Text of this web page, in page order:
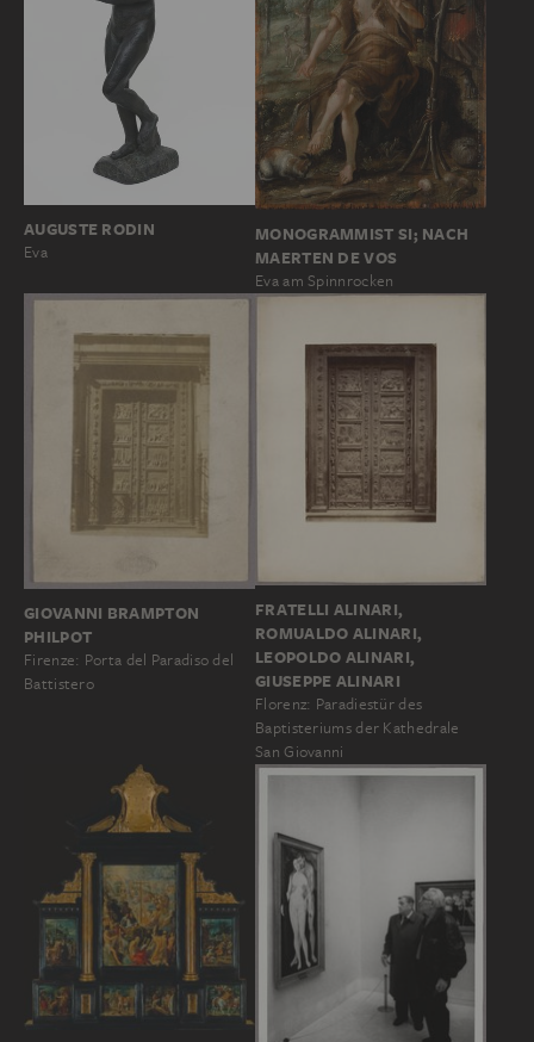
AUGUSTE RODIN
Eva
MONOGRAMMIST SI; NACH
MAERTEN DE VOS
Eva am Spinnrocken
GIOVANNI BRAMPTON
PHILPOT
Firenze: Porta del Paradiso del
Battistero
FRATELLI ALINARI,
ROMUALDO ALINARI,
LEOPOLDO ALINARI,
GIUSEPPE ALINARI
Florenz: Paradiestür des
Baptisteriums der Kathedrale
San Giovanni